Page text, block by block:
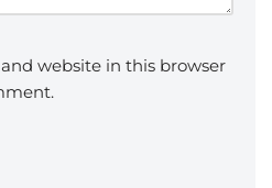
website in this browser